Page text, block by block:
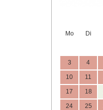
Mo Di
3 4
10 11
17 18
24 25